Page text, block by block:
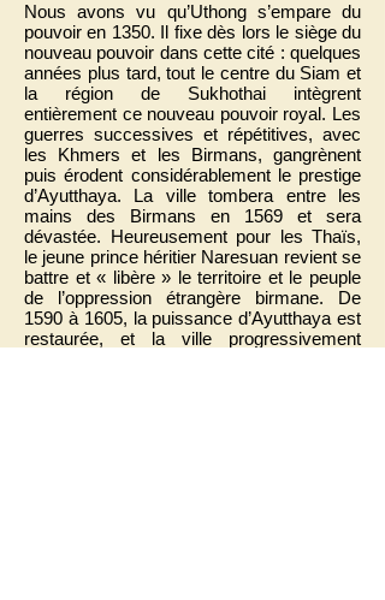
Nous avons vu qu’Uthong s’empare du
pouvoir en 1350. Il fixe dès lors le siège du
nouveau pouvoir dans cette cité : quelques
années plus tard, tout le centre du Siam et
la région de Sukhothai intègrent
entièrement ce nouveau pouvoir royal. Les
guerres successives et répétitives, avec
les Khmers et les Birmans, gangrènent
puis érodent considérablement le prestige
d’Ayutthaya. La ville tombera entre les
mains des Birmans en 1569 et sera
dévastée. Heureusement pour les Thaïs,
le jeune prince héritier Naresuan revient se
battre et « libère » le territoire et le peuple
de l’oppression étrangère birmane. De
1590 à 1605, la puissance d’Ayutthaya est
restaurée, et la ville progressivement